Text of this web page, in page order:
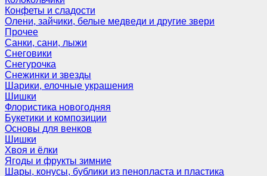
Конфеты и сладости
Олени, зайчики, белые медведи и другие звери
Прочее
Санки, сани, лыжи
Снеговики
Снегурочка
Снежинки и звезды
Шарики, елочные украшения
Шишки
Флористика новогодняя
Букетики и композиции
Основы для венков
Шишки
Хвоя и ёлки
Ягоды и фрукты зимние
Шары, конусы, бублики из пенопласта и пластика